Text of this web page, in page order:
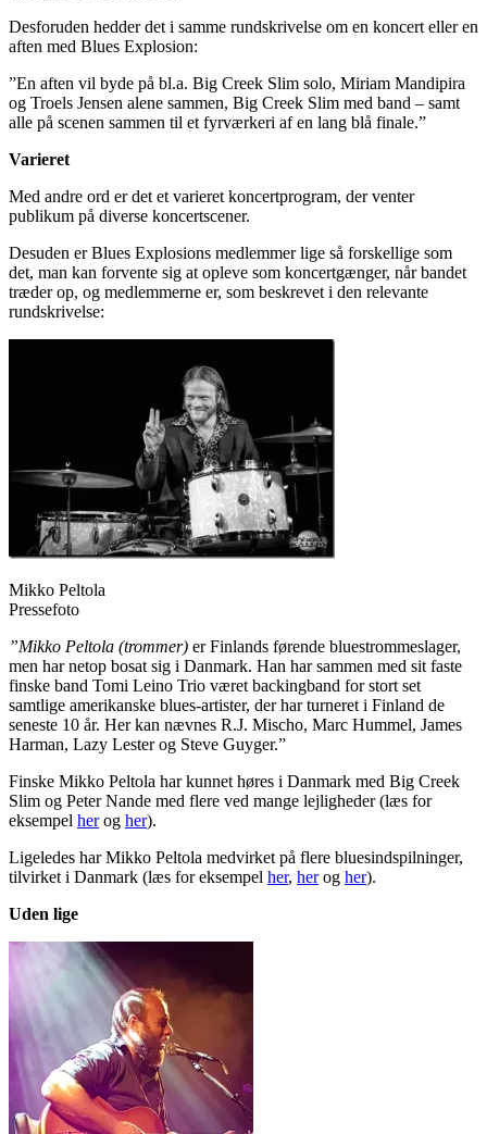
Desforuden hedder det i samme rundskrivelse om en koncert eller en
aften med Blues Explosion:
”En aften vil byde på bl.a. Big Creek Slim solo, Miriam Mandipira
og Troels Jensen alene sammen, Big Creek Slim med band – samt
alle på scenen sammen til et fyrværkeri af en lang blå finale.”
Varieret
Med andre ord er det et varieret koncertprogram, der venter
publikum på diverse koncertscener.
Desuden er Blues Explosions medlemmer lige så forskellige som
det, man kan forvente sig at opleve som koncertgænger, når bandet
træder op, og medlemmerne er, som beskrevet i den relevante
rundskrivelse:
Mikko Peltola
Pressefoto
”Mikko Peltola (trommer) er Finlands førende bluestrommeslager,
men har netop bosat sig i Danmark. Han har sammen med sit faste
finske band Tomi Leino Trio været backingband for stort set
samtlige amerikanske blues-artister, der har turneret i Finland de
seneste 10 år. Her kan nævnes R.J. Mischo, Marc Hummel, James
Harman, Lazy Lester og Steve Guyger.”
Finske Mikko Peltola har kunnet høres i Danmark med Big Creek
Slim og Peter Nande med flere ved mange lejligheder (læs for
eksempel herog her).
Ligeledes har Mikko Peltola medvirket på flere bluesindspilninger,
tilvirket i Danmark (læs for eksempel her, herog her).
Uden lige